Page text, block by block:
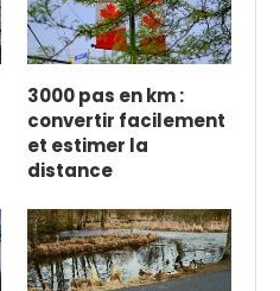
3000 pas en km :
convertir facilement
et estimer la
distance